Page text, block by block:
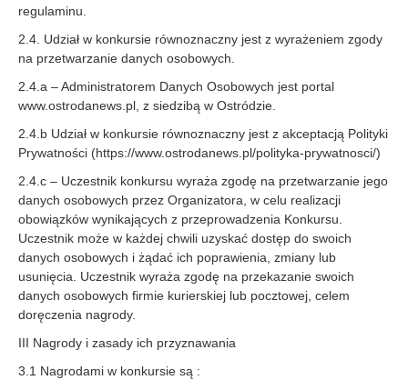
regulaminu.
2.4. Udział w konkursie równoznaczny jest z wyrażeniem zgody
na przetwarzanie danych osobowych.
2.4.a – Administratorem Danych Osobowych jest portal
www.ostrodanews.pl, z siedzibą w Ostródzie.
2.4.b Udział w konkursie równoznaczny jest z akceptacją Polityki
Prywatności (https://www.ostrodanews.pl/polityka-prywatnosci/)
2.4.c – Uczestnik konkursu wyraża zgodę na przetwarzanie jego
danych osobowych przez Organizatora, w celu realizacji
obowiązków wynikających z przeprowadzenia Konkursu.
Uczestnik może w każdej chwili uzyskać dostęp do swoich
danych osobowych i żądać ich poprawienia, zmiany lub
usunięcia. Uczestnik wyraża zgodę na przekazanie swoich
danych osobowych firmie kurierskiej lub pocztowej, celem
doręczenia nagrody.
III Nagrody i zasady ich przyznawania
3.1 Nagrodami w konkursie są :